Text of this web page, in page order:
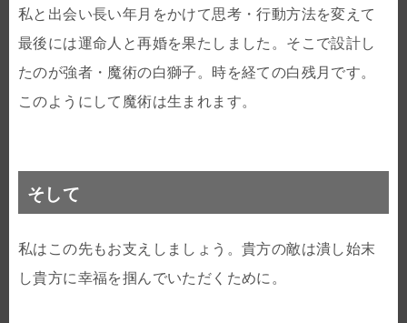
私と出会い長い年月をかけて思考・行動方法を変えて
最後には運命人と再婚を果たしました。そこで設計し
たのが強者・魔術の白獅子。時を経ての白残月です。
このようにして魔術は生まれます。
そして
私はこの先もお支えしましょう。貴方の敵は潰し始末
し貴方に幸福を掴んでいただくために。